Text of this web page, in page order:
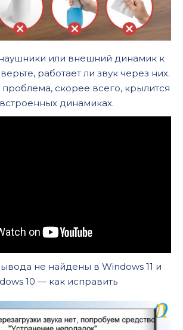
или внешний динамик к
работает ли звук через них.
проблема, скорее всего, крылится
динамиках.
не найдены в Windows 11 и
10 — как исправить